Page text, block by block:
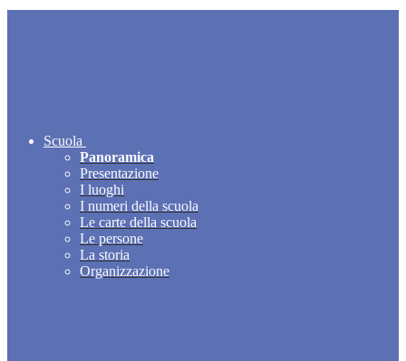
Scuola
Panoramica
Presentazione
I luoghi
I numeri della scuola
Le carte della scuola
Le persone
La storia
Organizzazione